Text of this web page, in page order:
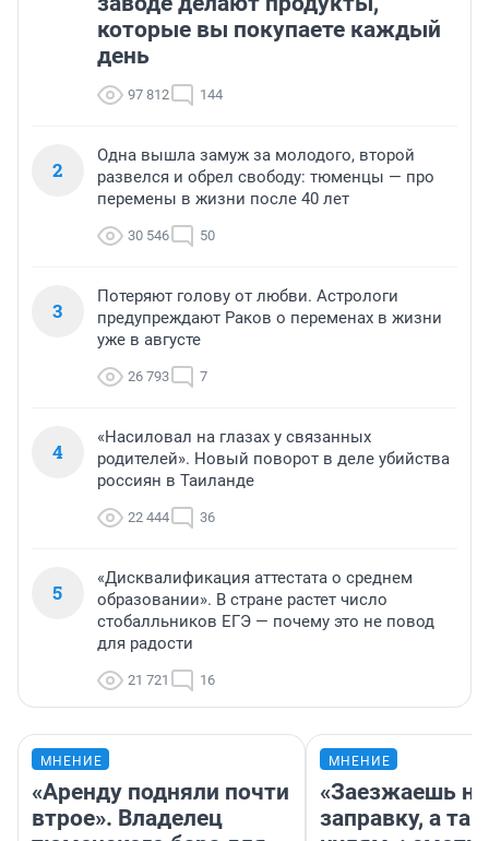
которые вы покупаете каждый
день
97 812 144
2
Одна вышла замуж за молодого, второй
развелся и обрел свободу: тюменцы — про
перемены в жизни после 40 лет
30 546 50
3
Потеряют голову от любви. Астрологи
предупреждают Раков о переменах в жизни
уже в августе
26 793 7
4
«Насиловал на глазах у связанных
родителей». Новый поворот в деле убийства
россиян в Таиланде
22 444 36
5
«Дисквалификация аттестата о среднем
образовании». В стране растет число
стобалльников ЕГЭ — почему это не повод
для радости
21 721 16
МНЕНИЕ
«Аренду подняли почти
втрое». Владелец
МНЕНИЕ
«Заезжаешь на
заправку, а